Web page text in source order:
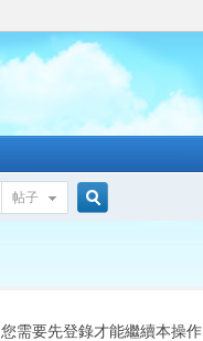
帖子
索
您需要先登錄才能繼續本操作